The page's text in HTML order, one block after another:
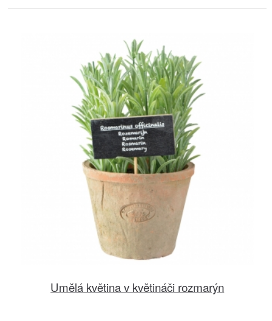
Umělá květina v květináči rozmarýn